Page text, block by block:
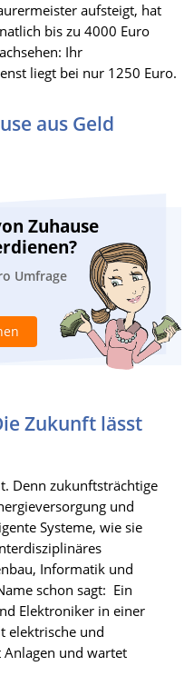
aufsteigt, hat
bis zu 4000 Euro
Ihr
liegt bei nur 1250 Euro.
aus Geld
Zuhause
Umfrage
Zukunft lässt
Denn zukunftsträchtige
und
Systeme, wie sie
Informatik und
schon sagt: Ein
Elektroniker in einer
elektrische und
und wartet